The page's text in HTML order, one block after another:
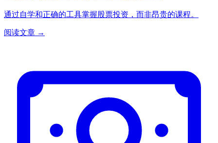
通过自学和正确的工具掌握股票投资，而非昂贵的课程。
阅读文章 →